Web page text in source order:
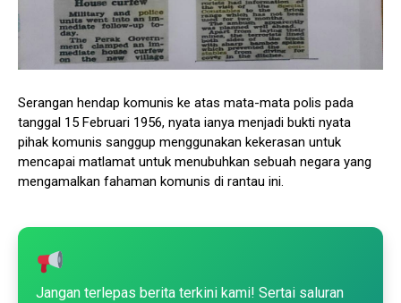
Serangan hendap komunis ke atas mata-mata polis pada
tanggal 15 Februari 1956, nyata ianya menjadi bukti nyata
pihak komunis sanggup menggunakan kekerasan untuk
mencapai matlamat untuk menubuhkan sebuah negara yang
mengamalkan fahaman komunis di rantau ini.
Jangan terlepas berita terkini kami! Sertai saluran